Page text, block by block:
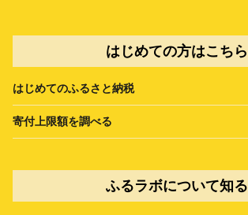
はじめての方はこちら
はじめてのふるさと納税
寄付上限額を調べる
ふるラボについて知る